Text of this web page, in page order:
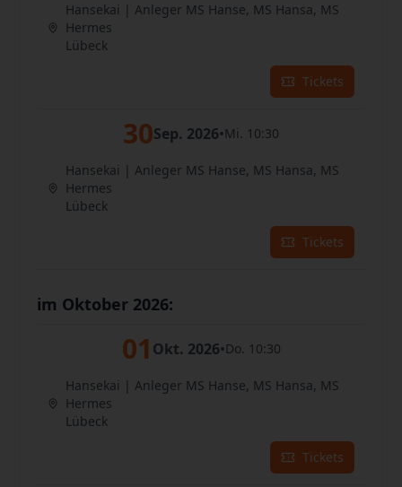
Hansekai | Anleger MS Hanse, MS Hansa, MS
Hermes
Lübeck
Tickets
30Sep. 2026•Mi. 10:30
Hansekai | Anleger MS Hanse, MS Hansa, MS
Hermes
Lübeck
Tickets
im Oktober 2026:
01 Okt. 2026•Do. 10:30
Hansekai | Anleger MS Hanse, MS Hansa, MS
Hermes
Lübeck
Tickets